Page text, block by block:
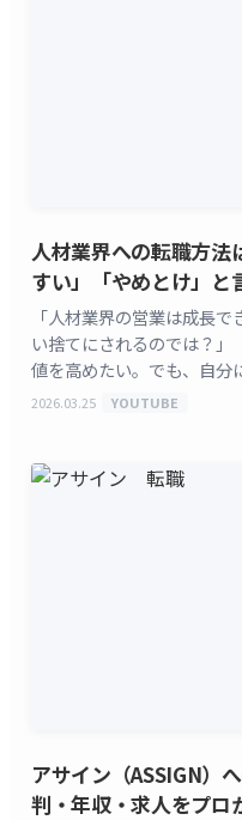
人材業界への転職方法
すい」「やめとけ」と
「人材業界の営業は成長
い捨てにされるのでは？
値を高めたい。でも、自
ートやマイナビに転職した
2026.03.25 YOUTUBE
アサイン（ASSIGN）
判・年収・求人をプロ